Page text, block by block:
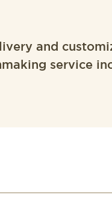
and
service